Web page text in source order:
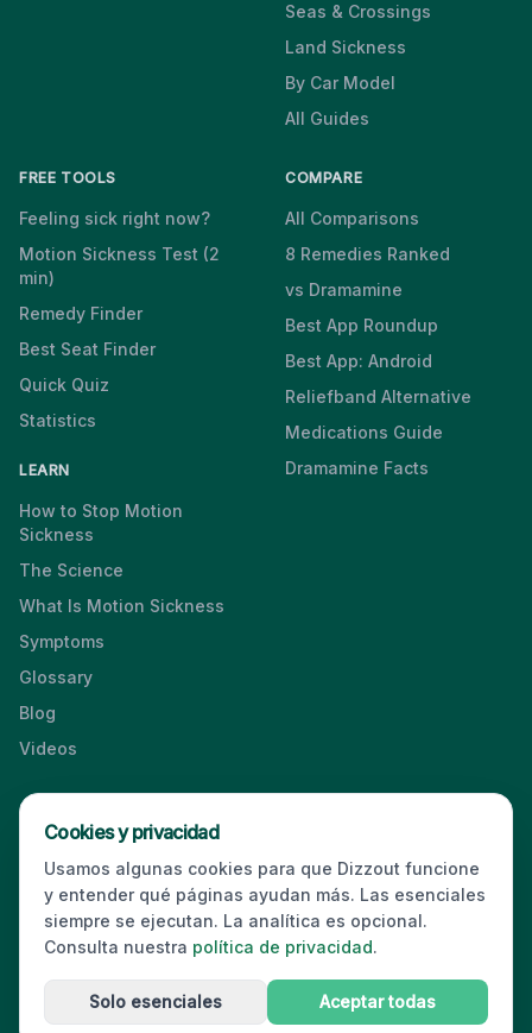
Seas & Crossings
Land Sickness
By Car Model
All Guides
FREE TOOLS
Feeling sick right now?
Motion Sickness Test (2
min)
Remedy Finder
Best Seat Finder
Quick Quiz
Statistics
LEARN
How to Stop Motion
Sickness
The Science
What Is Motion Sickness
Symptoms
Glossary
Blog
Videos
COMPARE
All Comparisons
8 Remedies Ranked
vs Dramamine
Best App Roundup
Best App: Android
Reliefband Alternative
Medications Guide
Dramamine Facts
Press & Media Kit Contact Partners For Business
© 2026 Dizzout. All rights reserved.
Kinda Smart Inc. 16192 Coastal Highway , Lewes, Delaware
hello@dizzout.com
Cookies y privacidad
Usamos algunas cookies para que Dizzout funcione
y entender qué páginas ayudan más. Las esenciales
siempre se ejecutan. La analítica es opcional.
Consulta nuestra política de privacidad.
Solo esenciales Aceptar todas